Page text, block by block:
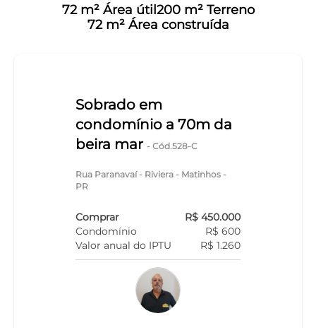
72 m² Área útil 200 m² Terreno
72 m² Área construída
Sobrado em
condomínio a 70m da
beira mar - Cód.528-C
Rua Paranavaí - Riviera - Matinhos -
PR
Comprar
R$ 450.000
Condomínio
R$ 600
Valor anual do IPTU
R$ 1.260